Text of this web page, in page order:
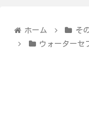
ホーム そ
ウォーターセ